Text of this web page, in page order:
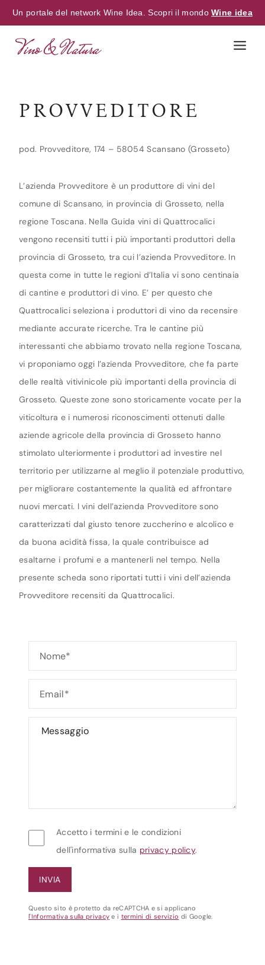
Un portale del network Wine Idea. Scopri il mondoWine idea
PROVVEDITORE
pod. Provveditore, 174 – 58054 Scansano (Grosseto)
L’azienda Provveditore è un produttore di vini del
comune di Scansano, in provincia di Grosseto, nella
regione Toscana. Nella Guida vini di Quattrocalici
vengono recensiti tutti i più importanti produttori della
provincia di Grosseto, tra cui l’azienda Provveditore. In
questa come in tutte le regioni d’Italia vi sono centinaia
di cantine e produttori di vino. E’ per questo che
Quattrocalici seleziona i produttori di vino da recensire
mediante accurate ricerche. Tra le cantine più
interessanti che abbiamo trovato nella regione Toscana,
vi proponiamo oggi l’azienda Provveditore, che fa parte
delle realtà vitivinicole più importanti della provincia di
Grosseto. Queste zone sono storicamente vocate per la
viticoltura e i numerosi riconoscimenti ottenuti dalle
aziende agricole della provincia di Grosseto hanno
stimolato ulteriormente i produttori ad investire nel
territorio per utilizzarne al meglio il potenziale produttivo,
per migliorare costantemente la qualità ed affrontare
nuovi mercati. I vini dell’azienda Provveditore sono
caratterizzati dal giusto tenore zuccherino e alcolico e
da buona acidità fissa, la quale contribuisce ad
esaltarne i profumi e a mantenerli nel tempo. Nella
presente scheda sono riportati tutti i vini dell’azienda
Provveditore recensiti da Quattrocalici.
Accetto i termini e le condizioni
dell'informativa sulla privacy policy.
Questo sito è protetto da reCAPTCHA e si applicano
l'Informativa sulla privacy e i termini di servizio di Google.